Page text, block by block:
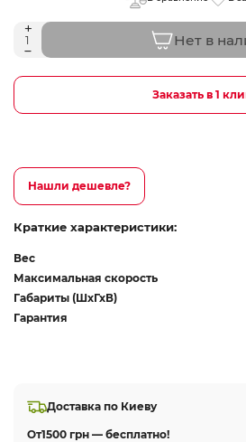
Нет в
Заказать в 1
Нашли дешевле?
Краткие характеристики:
Вес
Максимальная скорость
Габариты (ШхГхВ)
Гарантия
Доставка по Киеву
От1500 грн — бесплатно!